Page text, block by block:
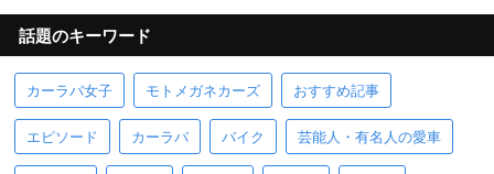
話題のキーワード
カーラバ女子 モトメガネカーズ おすすめ記事
エピソード カーラバ バイク 芸能人・有名人の愛車